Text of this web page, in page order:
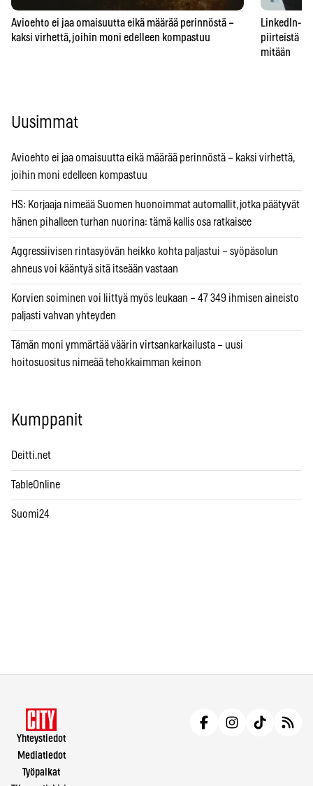
Avioehto ei jaa omaisuutta eikä määrää perinnöstä –
kaksi virhettä, joihin moni edelleen kompastuu
LinkedIn-
piirteistä –
mitään
Uusimmat
Avioehto ei jaa omaisuutta eikä määrää perinnöstä – kaksi virhettä,
joihin moni edelleen kompastuu
HS: Korjaaja nimeää Suomen huonoimmat automallit, jotka päätyvät
hänen pihalleen turhan nuorina: tämä kallis osa ratkaisee
Aggressiivisen rintasyövän heikko kohta paljastui – syöpäsolun
ahneus voi kääntyä sitä itseään vastaan
Korvien soiminen voi liittyä myös leukaan – 47 349 ihmisen aineisto
paljasti vahvan yhteyden
Tämän moni ymmärtää väärin virtsankarkailusta – uusi
hoitosuositus nimeää tehokkaimman keinon
Kumppanit
Deitti.net
TableOnline
Suomi24
Yhteystiedot
Mediatiedot
Työpaikat